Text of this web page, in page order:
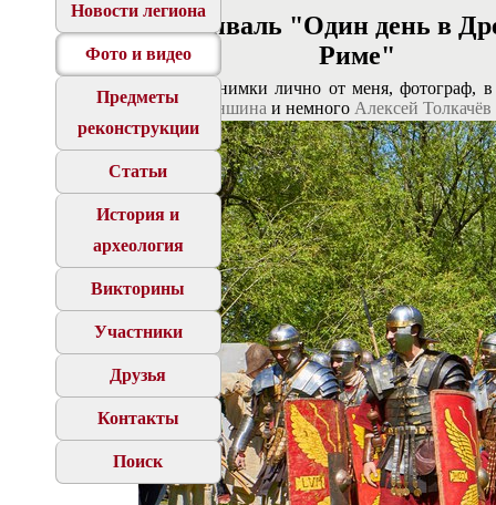
Новости легиона
Фото и видео
Предметы
реконструкции
Статьи
История и
археология
Викторины
Участники
Друзья
Контакты
Поиск
Фестиваль "Один день в
Риме"
А вот и снимки лично от меня, фотограф,
Мария Паншина и немного Алексей Толкачёв